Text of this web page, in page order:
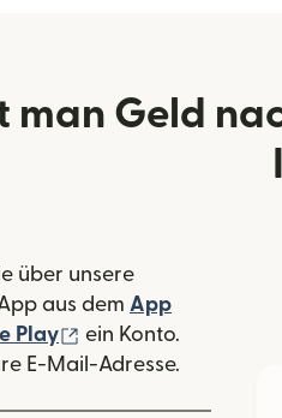
man Geld
über unsere
neuen Fenster geöffnet)
aus dem App
Fenster geöffnet)
Play (wird in einem
ein Konto.
E-Mail-Adresse.